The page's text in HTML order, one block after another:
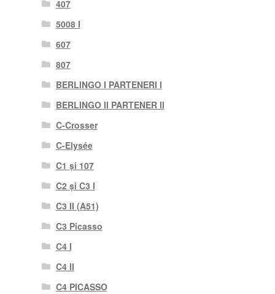
407
5008 I
607
807
BERLINGO I PARTENERI I
BERLINGO II PARTENER II
C-Crosser
C-Elysée
C1 și 107
C2 și C3 I
C3 II (A51)
C3 Picasso
C4 I
C4 II
C4 PICASSO